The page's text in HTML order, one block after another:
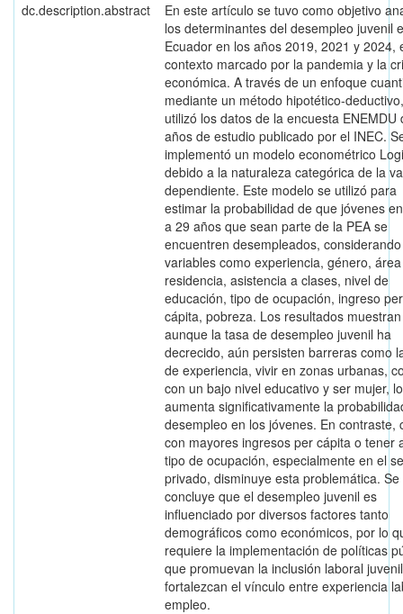
dc.description.abstract
En este artículo se tuvo como objetivo
los determinantes del desempleo juvenil
Ecuador en los años 2019, 2021 y 2024,
contexto marcado por la pandemia y la
económica. A través de un enfoque
mediante un método hipotético-
utilizó los datos de la encuesta ENEMDU
años de estudio publicado por el INEC.
implementó un modelo econométrico
debido a la naturaleza categórica de la
dependiente. Este modelo se utilizó para
estimar la probabilidad de que jóvenes
a 29 años que sean parte de la PEA se
encuentren desempleados, considerando
variables como experiencia, género,
residencia, asistencia a clases, nivel de
educación, tipo de ocupación, ingreso per
cápita, pobreza. Los resultados
aunque la tasa de desempleo juvenil ha
decrecido, aún persisten barreras como
de experiencia, vivir en zonas urbanas,
con un bajo nivel educativo y ser mujer,
aumenta significativamente la
desempleo en los jóvenes. En contraste,
con mayores ingresos per cápita o tener
tipo de ocupación, especialmente en el
privado, disminuye esta problemática. Se
concluye que el desempleo juvenil es
influenciado por diversos factores tanto
demográficos como económicos, por lo
requiere la implementación de políticas
que promuevan la inclusión laboral
fortalezcan el vínculo entre experiencia
empleo.